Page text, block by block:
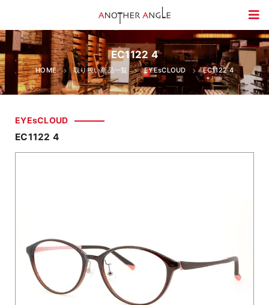
EC1122 4
HOME 取り扱い商品一覧 EYEsCLOUD EC1122 4
EYEsCLOUD
EC1122 4